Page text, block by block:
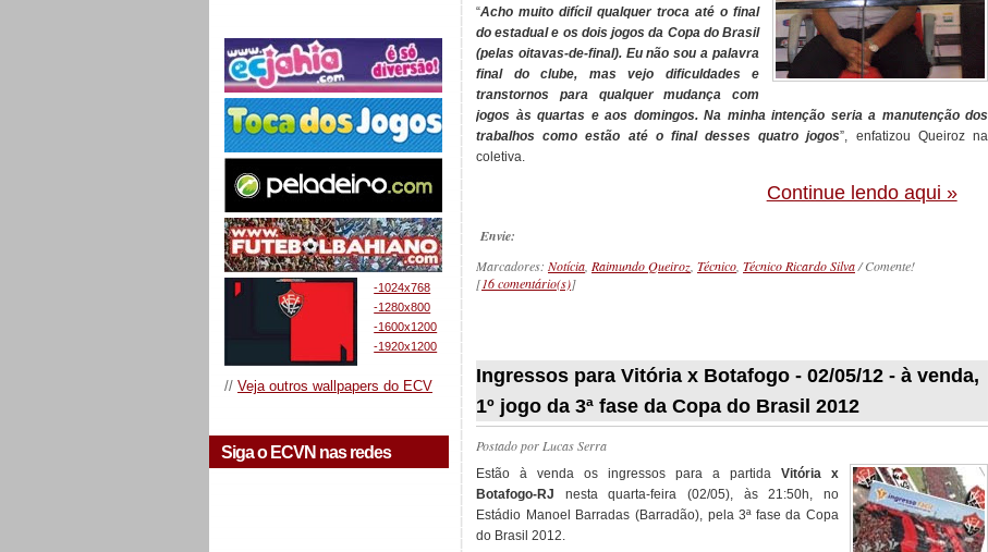
-1024x768
-1280x800
-1600x1200
-1920x1200
// Veja outros wallpapers do ECV
Siga o ECVN nas redes
“Acho muito difícil qualquer troca até o final
do estadual e os dois jogos da Copa do Brasil
(pelas oitavas-de-final). Eu não sou a palavra
final do clube, mas vejo dificuldades e
transtornos para qualquer mudança com
jogos às quartas e aos domingos. Na minha intenção seria a manutenção dos
trabalhos como estão até o final desses quatro jogos”, enfatizou Queiroz na
coletiva.
Continue lendo aqui »
Envie:
Marcadores: Notícia Raimundo Queiroz Técnico Técnico Ricardo Silva/ Comente!
[16 comentário(s)]
Ingressos para Vitória x Botafogo - 02/05/12 - à venda,
1º jogo da 3ª fase da Copa do Brasil 2012
Postado por Lucas Serra
Estão à venda os ingressos para a partida Vitória x
Botafogo-RJ nesta quarta-feira (02/05), às 21:50h, no
Estádio Manoel Barradas (Barradão), pela 3ª fase da Copa
do Brasil 2012.